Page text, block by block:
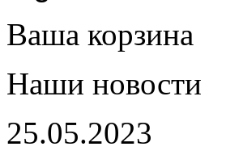
Ваша корзина
Наши новости
25.05.2023